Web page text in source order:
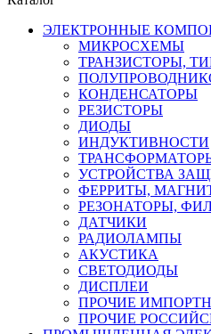
ЭЛЕКТРОННЫЕ
МИКРОСХЕМЫ
ТРАНЗИСТОРЫ,
КОНДЕНСАТОРЫ
РЕЗИСТОРЫ
ДИОДЫ
ИНДУКТИВНОСТИ
УСТРОЙСТВА
ФЕРРИТЫ,
РЕЗОНАТОРЫ,
ДАТЧИКИ
РАДИОЛАМПЫ
АКУСТИКА
СВЕТОДИОДЫ
ДИСПЛЕИ
ПРОЧИЕ
ПРОЧИЕ